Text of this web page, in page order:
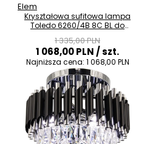
Elem
Kryształowa sufitowa lampa
Toledo 6260/4B 8C BL do
1 335,00 PLN
1 068,00 PLN/ szt.
Najniższa cena: 1 068,00 PLN